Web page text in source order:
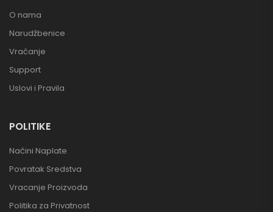
O nama
Narudžbenice
Vraćanje
Support
Uslovi i Pravila
POLITIKE
Načini Naplate
Povratak Sredstva
Vracanje Proizvoda
Politika za Privatnost